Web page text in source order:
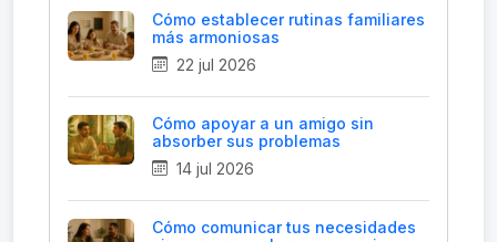
Cómo establecer rutinas familiares
más armoniosas
22 jul 2026
Cómo apoyar a un amigo sin
absorber sus problemas
14 jul 2026
Cómo comunicar tus necesidades